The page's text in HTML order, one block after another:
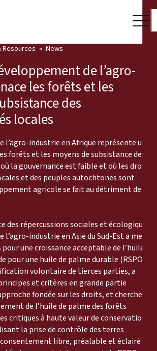
Resources
Resources
Resources News
de l’agro-
les forêts et les
des
locales
l’agro-industrie en Afrique représente une
forêts et les moyens de subsistance des
la gouvernance est faible et où les droits
et des peuples autochtones sont
agricole se fait au détriment de la
des répercussions sociales et écologiques
industrie en Asie du Sud-Est a mené à
une croissance acceptable de l’huile de
pour une huile de palme durable (RSPO),
volontaire de tierces parties, a
et critères en grande partie
fondée sur les droits, et cherche à
de l’huile de palme des forêts
critiques à haute valeur de conservation
la prise de contrôle des terres
libre, préalable et éclairé